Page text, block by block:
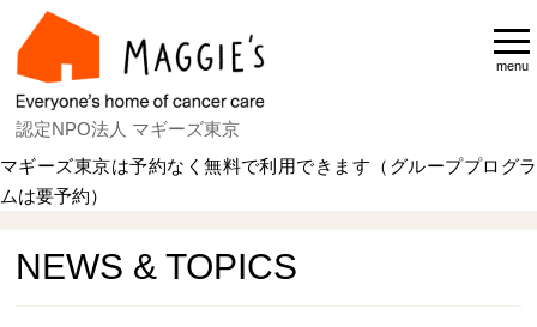
認定NPO法人 マギーズ東京
menu
マギーズ東京は予約なく無料で利用できます（グループプログラ
ムは要予約）
NEWS & TOPICS